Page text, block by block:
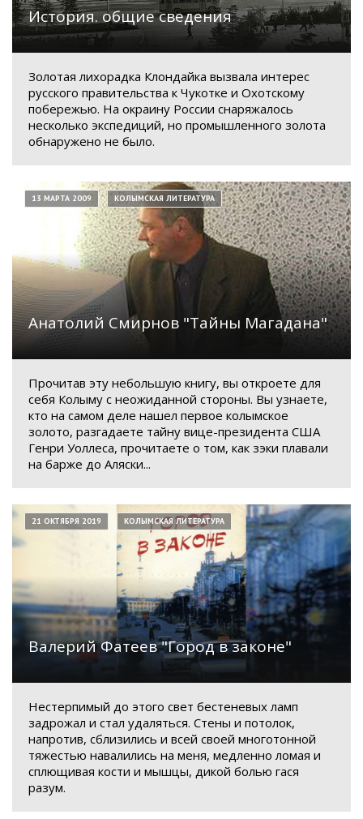
История. общие сведения
Золотая лихорадка Клондайка вызвала интерес
русского правительства к Чукотке и Охотскому
побережью. На окраину России снаряжалось
несколько экспедиций, но промышленного золота
обнаружено не было.
Анатолий Смирнов "Тайны Магадана"
13 МАРТА 2009 КОЛЫМСКАЯ ЛИТЕРАТУРА
Прочитав эту небольшую книгу, вы откроете для
себя Колыму с неожиданной стороны. Вы узнаете,
кто на самом деле нашел первое колымское
золото, разгадаете тайну вице-президента США
Генри Уоллеса, прочитаете о том, как зэки плавали
на барже до Аляски...
Валерий Фатеев "Город в законе"
21 ОКТЯБРЯ 2019 КОЛЫМСКАЯ ЛИТЕРАТУРА
Нестерпимый до этого свет бестеневых ламп
задрожал и стал удаляться. Стены и потолок,
напротив, сблизились и всей своей многотонной
тяжестью навалились на меня, медленно ломая и
сплющивая кости и мышцы, дикой болью гася
разум.